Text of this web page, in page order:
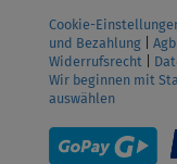
Cookie-
und Bezahlung
Agb
Widerrufsrecht
Wir beginnen mit
auswählen